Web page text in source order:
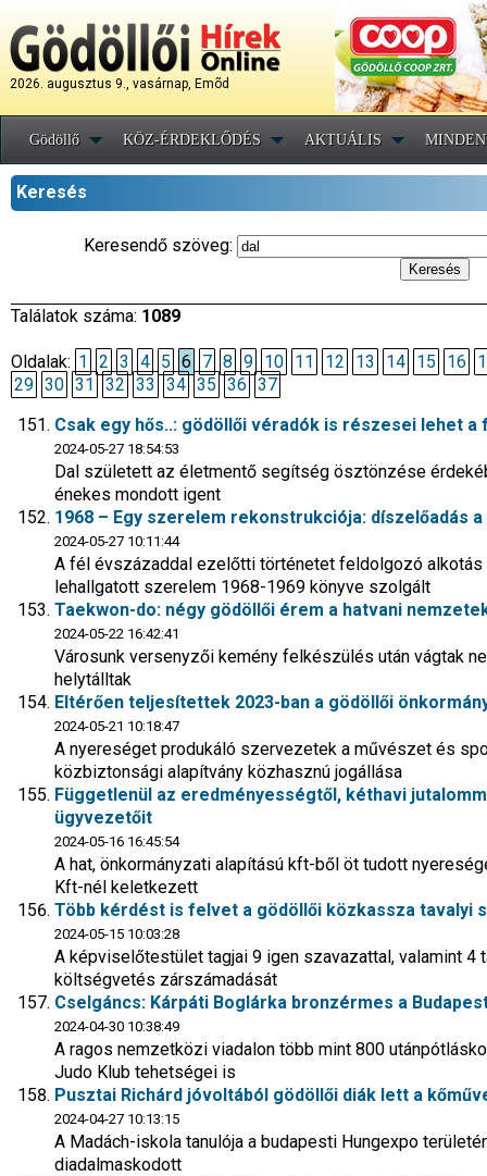
2026. augusztus 9., vasárnap, Emõd
Gödöllő KÖZ-ÉRDEKLŐDÉS AKTUÁLIS
Keresés
Keresendő szöveg:
Találatok száma: 1089
Oldalak: 1 2 3 4 5 6 7 8 9 10 11 12 13 14 15 16
29 30 31 32 33 34 35 36 37
Csak egy hős..: gödöllői véradók is részesei lehet
2024-05-27 18:54:53
Dal született az életmentő segítség ösztönzése
énekes mondott igent
1968 – Egy szerelem rekonstrukciója: díszelőadás
2024-05-27 10:11:44
A fél évszázaddal ezelőtti történetet feldolgozó
lehallgatott szerelem 1968-1969 könyve szolgált
Taekwon-do: négy gödöllői érem a hatvani
2024-05-22 16:42:41
Városunk versenyzői kemény felkészülés után vágtak
helytálltak
Eltérően teljesítettek 2023-ban a gödöllői
2024-05-21 10:18:47
A nyereséget produkáló szervezetek a művészet és
közbiztonsági alapítvány közhasznú jogállása
Függetlenül az eredményességtől, kéthavi
ügyvezetőit
2024-05-16 16:45:54
A hat, önkormányzati alapítású kft-ből öt tudott
Kft-nél keletkezett
Több kérdést is felvet a gödöllői közkassza tavalyi
2024-05-15 10:03:28
A képviselőtestület tagjai 9 igen szavazattal, valamint
költségvetés zárszámadását
Cselgáncs: Kárpáti Boglárka bronzérmes a
2024-04-30 10:38:49
A ragos nemzetközi viadalon több mint 800
Judo Klub tehetségei is
Pusztai Richárd jóvoltából gödöllői diák lett a
2024-04-27 10:13:15
A Madách-iskola tanulója a budapesti Hungexpo
diadalmaskodott